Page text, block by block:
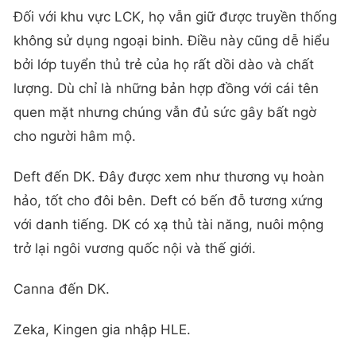
Đối với khu vực LCK, họ vẫn giữ được truyền thống
không sử dụng ngoại binh. Điều này cũng dễ hiểu
bởi lớp tuyển thủ trẻ của họ rất dồi dào và chất
lượng. Dù chỉ là những bản hợp đồng với cái tên
quen mặt nhưng chúng vẫn đủ sức gây bất ngờ
cho người hâm mộ.
Deft đến DK. Đây được xem như thương vụ hoàn
hảo, tốt cho đôi bên. Deft có bến đỗ tương xứng
với danh tiếng. DK có xạ thủ tài năng, nuôi mộng
trở lại ngôi vương quốc nội và thế giới.
Canna đến DK.
Zeka, Kingen gia nhập HLE.